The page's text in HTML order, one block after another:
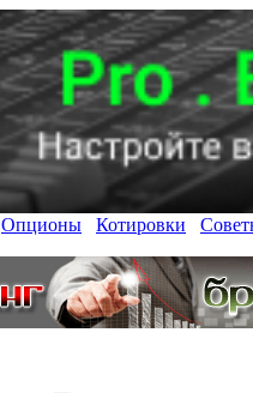
Опционы Котировки